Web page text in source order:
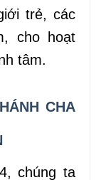
trẻ, các
, cho hoạt
tâm.
CHA
chúng ta